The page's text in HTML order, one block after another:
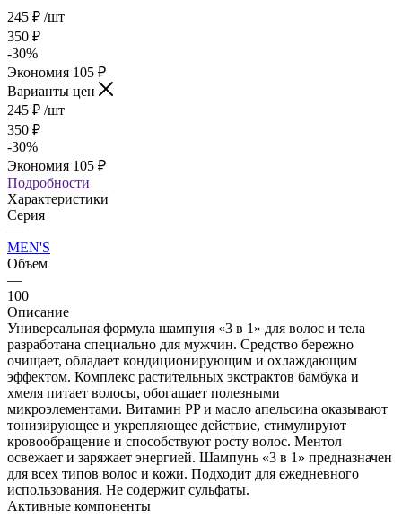
245 ₽ /шт
350 ₽
-30%
Экономия 105 ₽
Варианты цен
245 ₽ /шт
350 ₽
-30%
Экономия 105 ₽
Подробности
Характеристики
Серия
—
MEN'S
Объем
—
100
Описание
Универсальная формула шампуня «3 в 1» для волос и тела
разработана специально для мужчин. Средство бережно
очищает, обладает кондиционирующим и охлаждающим
эффектом. Комплекс растительных экстрактов бамбука и
хмеля питает волосы, обогащает полезными
микроэлементами. Витамин PP и масло апельсина оказывают
тонизирующее и укрепляющее действие, стимулируют
кровообращение и способствуют росту волос. Ментол
освежает и заряжает энергией. Шампунь «3 в 1» предназначен
для всех типов волос и кожи. Подходит для ежедневного
использования. Не содержит сульфаты.
Активные компоненты